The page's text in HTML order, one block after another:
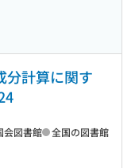
分計算に関す
会図書館 全国の図書館